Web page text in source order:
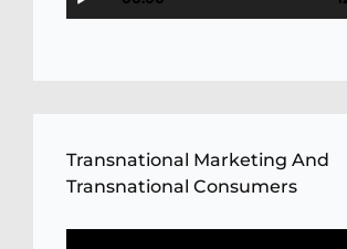
Transnational Marketing And
Transnational Consumers